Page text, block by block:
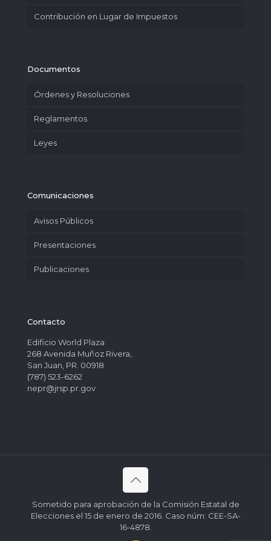
Contribución en Lugar de Impuestos
Documentos
Órdenes y Resoluciones
Reglamentos
Leyes
Comunicaciones
Avisos Públicos
Presentaciones
Publicaciones
Contacto
Edificio World Plaza
268 Avenida Muñoz Rivera,
San Juan, PR. 00918
(787) 523-6262
nepr@jrsp.pr.gov
Sometido para aprobación de la Comisión Estatal de
Elecciones el 15 de enero de 2016. Caso núm: CEE-SA-
16-4878.